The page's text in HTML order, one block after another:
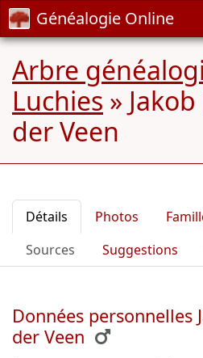
Généalogie Online
Arbre
Luchies »
der Veen
Détails Photos
Sources
Suggestions
Données personnelles
der Veen